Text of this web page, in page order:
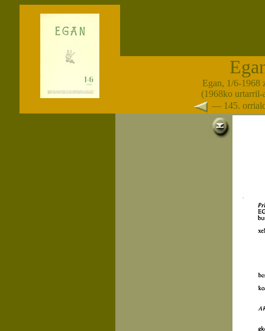
Egan, 1/6-1968
(1968ko urtarril-
— 145.